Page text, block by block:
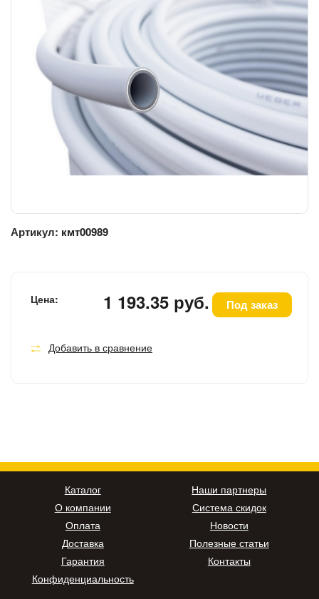
Артикул: кмт00989
Цена: 1 193.35 руб. Под заказ
Добавить в сравнение
Каталог
О компании
Оплата
Доставка
Гарантия
Конфиденциальность
Наши партнеры
Система скидок
Новости
Полезные статьи
Контакты